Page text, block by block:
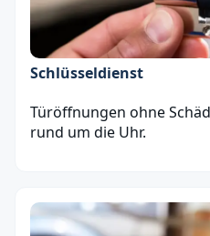
Schlüsseldienst
Türöffnungen ohne
rund um die Uhr.